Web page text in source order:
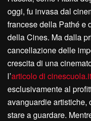
oggi, fu invasa dal
francese della Pathé e
della Cines. Ma dalla
cancellazione delle
crescita di una
l’articolo di cinescuola.it
esclusivamente al
avanguardie artistiche,
stare a guardare.